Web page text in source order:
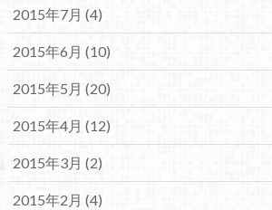
2015年7月 (4)
2015年6月 (10)
2015年5月 (20)
2015年4月 (12)
2015年3月 (2)
2015年2月 (4)